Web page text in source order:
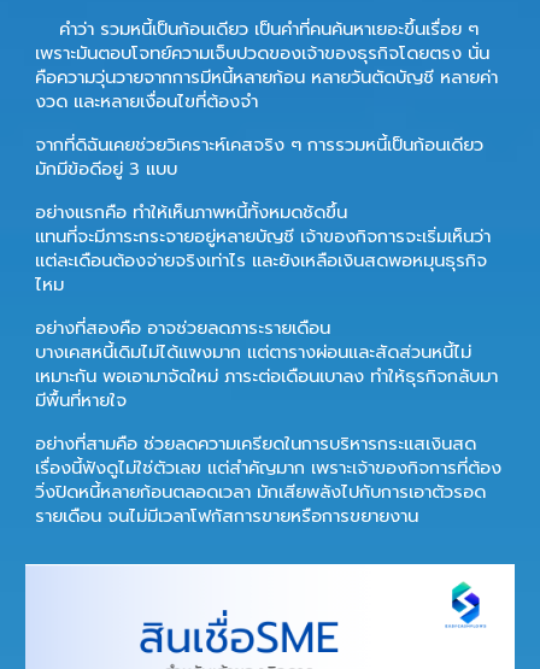
คำว่า รวมหนี้เป็นก้อนเดียว เป็นคำที่คนค้นหาเยอะขึ้นเรื่อย ๆ
เพราะมันตอบโจทย์ความเจ็บปวดของเจ้าของธุรกิจโดยตรง นั่น
คือความวุ่นวายจากการมีหนี้หลายก้อน หลายวันตัดบัญชี หลายค่า
งวด และหลายเงื่อนไขที่ต้องจำ
จากที่ดิฉันเคยช่วยวิเคราะห์เคสจริง ๆ การรวมหนี้เป็นก้อนเดียว
มักมีข้อดีอยู่ 3 แบบ
อย่างแรกคือ ทำให้เห็นภาพหนี้ทั้งหมดชัดขึ้น
แทนที่จะมีภาระกระจายอยู่หลายบัญชี เจ้าของกิจการจะเริ่มเห็นว่า
แต่ละเดือนต้องจ่ายจริงเท่าไร และยังเหลือเงินสดพอหมุนธุรกิจ
ไหม
อย่างที่สองคือ อาจช่วยลดภาระรายเดือน
บางเคสหนี้เดิมไม่ได้แพงมาก แต่ตารางผ่อนและสัดส่วนหนี้ไม่
เหมาะกัน พอเอามาจัดใหม่ ภาระต่อเดือนเบาลง ทำให้ธุรกิจกลับมา
มีพื้นที่หายใจ
อย่างที่สามคือ ช่วยลดความเครียดในการบริหารกระแสเงินสด
เรื่องนี้ฟังดูไม่ใช่ตัวเลข แต่สำคัญมาก เพราะเจ้าของกิจการที่ต้อง
วิ่งปิดหนี้หลายก้อนตลอดเวลา มักเสียพลังไปกับการเอาตัวรอด
รายเดือน จนไม่มีเวลาโฟกัสการขายหรือการขยายงาน